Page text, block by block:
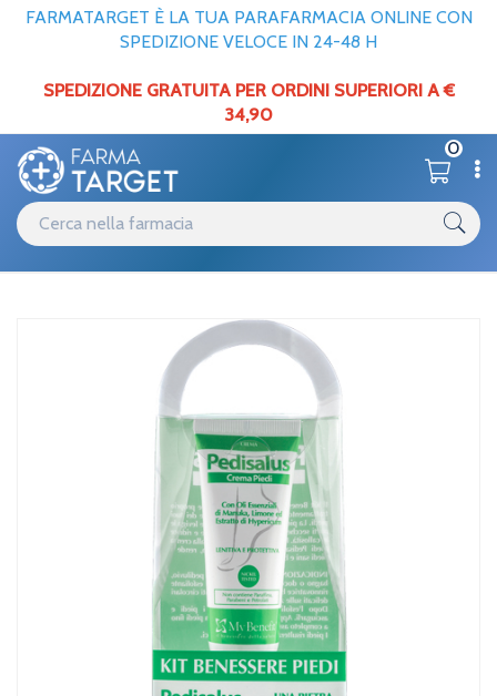
FARMATARGET È LA TUA PARAFARMACIA ONLINE CON
SPEDIZIONE VELOCE IN 24-48 H
SPEDIZIONE GRATUITA PER ORDINI SUPERIORI A €
34,90
0
My Benefit Kit Benessere Piedi Pedisalus